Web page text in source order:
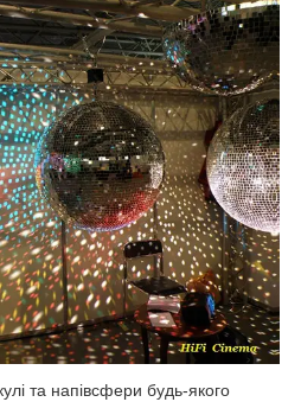
та напівсфери будь-якого